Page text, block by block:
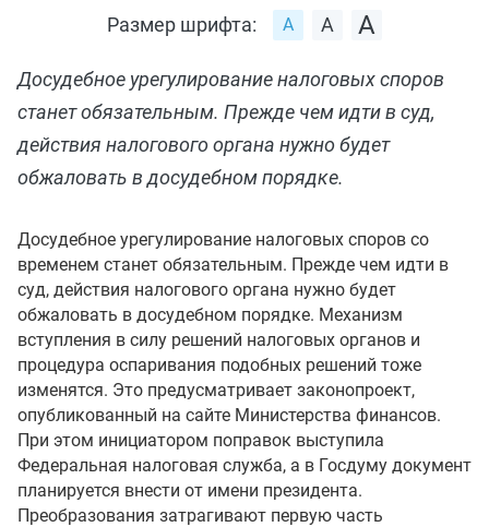
Размер шрифта:
Досудебное урегулирование налоговых споров
станет обязательным. Прежде чем идти в суд,
действия налогового органа нужно будет
обжаловать в досудебном порядке.
Досудебное урегулирование налоговых споров со
временем станет обязательным. Прежде чем идти в
суд, действия налогового органа нужно будет
обжаловать в досудебном порядке. Механизм
вступления в силу решений налоговых органов и
процедура оспаривания подобных решений тоже
изменятся. Это предусматривает законопроект,
опубликованный на сайте Министерства финансов.
При этом инициатором поправок выступила
Федеральная налоговая служба, а в Госдуму документ
планируется внести от имени президента.
Преобразования затрагивают первую часть